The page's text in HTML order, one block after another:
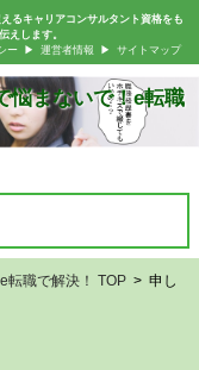
るキャリアコンサルタント資格をも
えします。
ー
運営者情報 サイトマップ
悩まないで！e転職
転職で解決！ TOP > 申し